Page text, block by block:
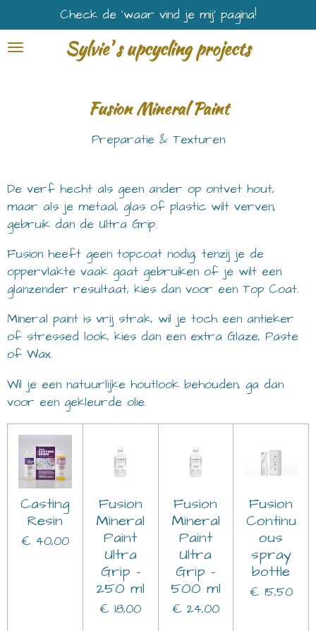
direct
naar
Sylvie' s upcycling projects
Check de ‘waar vind je mij’ pagina!
Fusion Mineral Paint
Preparatie & Texturen
De verf hecht als geen ander op ontvet hout,
maar als je metaal, glas of plastic wilt verven,
gebruik dan de Ultra Grip.
Fusion heeft geen topcoat nodig, tenzij je de
oppervlakte vaak gaat gebruiken of je wilt een
glanzender resultaat, kies dan voor een Top Coat.
Mineral paint is vrij strak, wil je toch een antieker
of stressed look, kies dan een extra Glaze, Paste
of Wax.
Wil je een natuurlijke houtlook behouden, ga dan
voor een gekleurde olie.
Casting
Resin
€ 40,00
Fusion
Mineral
Paint
Ultra
Grip -
250 ml
€ 18,00
Fusion
Mineral
Paint
Ultra
Grip -
500 ml
€ 24,00
Fusion
Continu
ous
spray
bottle
€ 15,50